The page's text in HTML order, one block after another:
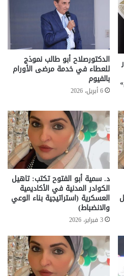
الدكتورصلاح أبو طالب نموذج
للعطاء في خدمة مرضى الأورام
بالفيوم
6 أبريل، 2026
د. سمية أبو الفتوح تكتب: تاهيل
الكوادر المدنية في الأكاديمية
العسكرية (استراتيجية بناء الوعي
والانضباط)
3 فبراير، 2026